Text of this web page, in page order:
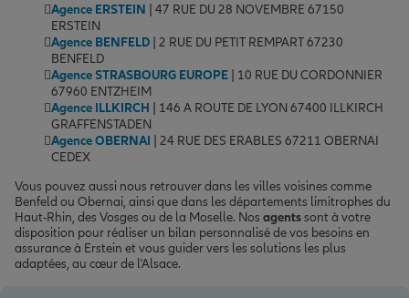
Agence ERSTEIN | 47 RUE DU 28 NOVEMBRE 67150
ERSTEIN
Agence BENFELD | 2 RUE DU PETIT REMPART 67230
BENFELD
Agence STRASBOURG EUROPE | 10 RUE DU CORDONNIER
67960 ENTZHEIM
Agence ILLKIRCH | 146 A ROUTE DE LYON 67400 ILLKIRCH
GRAFFENSTADEN
Agence OBERNAI | 24 RUE DES ERABLES 67211 OBERNAI
CEDEX
Vous pouvez aussi nous retrouver dans les villes voisines comme
Benfeld ou Obernai, ainsi que dans les départements limitrophes du
Haut-Rhin, des Vosges ou de la Moselle. Nos agentssont à votre
disposition pour réaliser un bilan personnalisé de vos besoins en
assurance à Erstein et vous guider vers les solutions les plus
adaptées, au cœur de l'Alsace.